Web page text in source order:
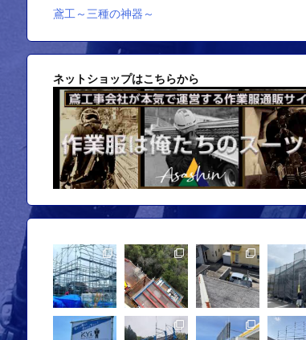
鳶工～三種の神器～
ネットショップはこちらから